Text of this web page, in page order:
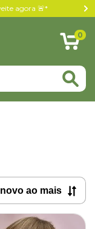
agora 🚨*
0